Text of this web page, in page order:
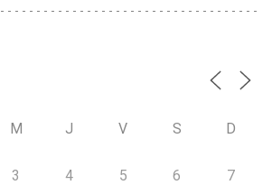
M J V S D
3 4 5 6 7